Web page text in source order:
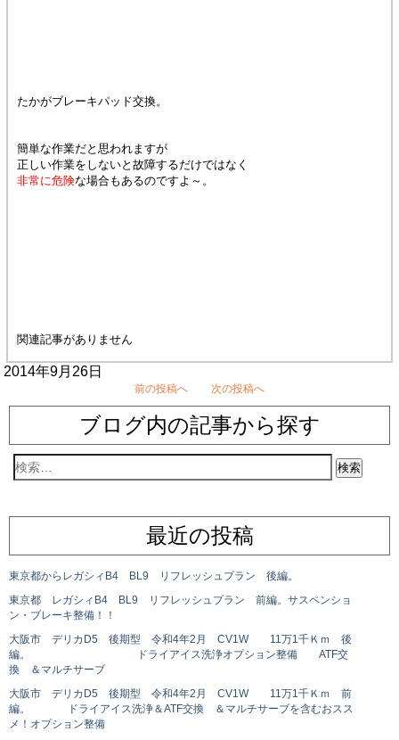
たかがブレーキパッド交換。
簡単な作業だと思われますが
正しい作業をしないと故障するだけではなく
非常に危険な場合もあるのですよ～。
関連記事がありません
2014年9月26日
前の投稿へ 次の投稿へ
ブログ内の記事から探す
最近の投稿
東京都からレガシィB4 BL9 リフレッシュプラン 後編。
東京都 レガシィB4 BL9 リフレッシュプラン 前編。サスペンショ
ン・ブレーキ整備！！
大阪市 デリカD5 後期型 令和4年2月 CV1W 11万1千Ｋｍ 後
編。 ドライアイス洗浄オプション整備 ATF交
換 ＆マルチサーブ
大阪市 デリカD5 後期型 令和4年2月 CV1W 11万1千Ｋｍ 前
編。 ドライアイス洗浄＆ATF交換 ＆マルチサーブを含むおスス
メ！オプション整備